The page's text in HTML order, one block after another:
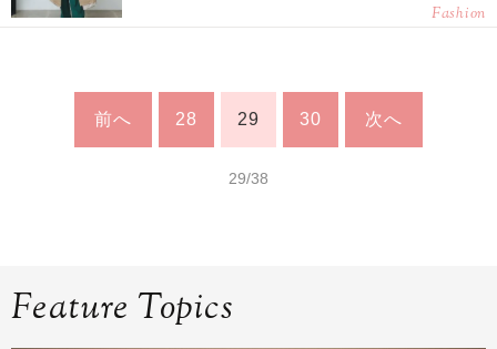
Fashion
前へ 28 29 30 次へ
29/38
Feature Topics